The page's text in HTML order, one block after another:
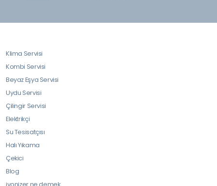
Klima Servisi
Kombi Servisi
Beyaz Eşya Servisi
Uydu Servisi
Çilingir Servisi
Elektrikçi
Su Tesisatçısı
Halı Yıkama
Çekici
Blog
iyonizer ne demek